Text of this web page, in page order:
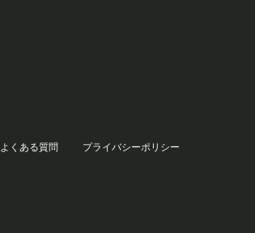
よくある質問 プライバシーポリシー